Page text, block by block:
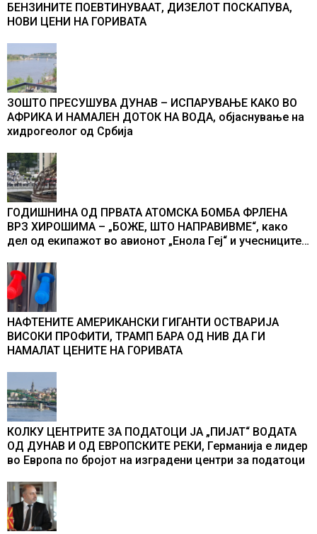
БЕНЗИНИТЕ ПОЕВТИНУВААТ, ДИЗЕЛОТ ПОСКАПУВА,
НОВИ ЦЕНИ НА ГОРИВАТА
ЗОШТО ПРЕСУШУВА ДУНАВ – ИСПАРУВАЊЕ КАКО ВО
АФРИКА И НАМАЛЕН ДОТОК НА ВОДА, објаснување на
хидрогеолог од Србија
ГОДИШНИНА ОД ПРВАТА АТОМСКА БОМБА ФРЛЕНА
ВРЗ ХИРОШИМА – „БОЖЕ, ШТО НАПРАВИВМЕ“, како
дел од екипажот во авионот „Енола Геј“ и учесниците
промени текот на историјата
НАФТЕНИТЕ АМЕРИКАНСКИ ГИГАНТИ ОСТВАРИЈА
ВИСОКИ ПРОФИТИ, ТРАМП БАРА ОД НИВ ДА ГИ
НАМАЛАТ ЦЕНИТЕ НА ГОРИВАТА
КОЛКУ ЦЕНТРИТЕ ЗА ПОДАТОЦИ ЈА „ПИЈАТ“ ВОДАТА
ОД ДУНАВ И ОД ЕВРОПСКИТЕ РЕКИ, Германија е лидер
во Европа по бројот на изградени центри за податоци